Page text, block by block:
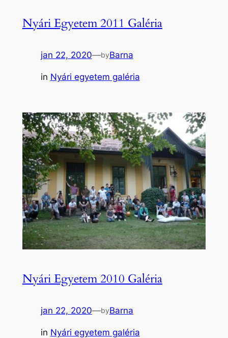
Nyári Egyetem 2011 Galéria
jan 22, 2020—byBarna
in Nyári egyetem galéria
Nyári Egyetem 2010 Galéria
jan 22, 2020—byBarna
in Nyári egyetem galéria